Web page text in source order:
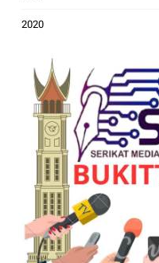
2020